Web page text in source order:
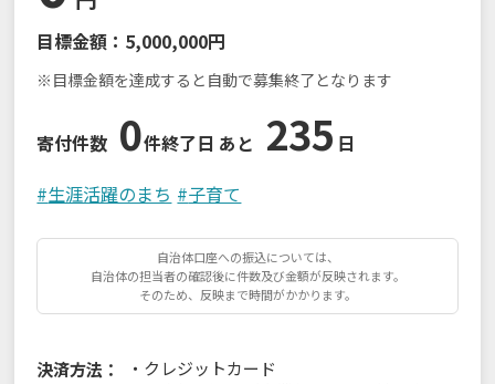
目標金額： 5,000,000円
※目標金額を達成すると自動で募集終了となります
寄付件数 0件終了日 あと 235 日
#生涯活躍のまち #子育て
自治体口座への振込については、
自治体の担当者の確認後に件数及び金額が反映されます。
そのため、反映まで時間がかかります。
決済方法： ・ クレジットカード